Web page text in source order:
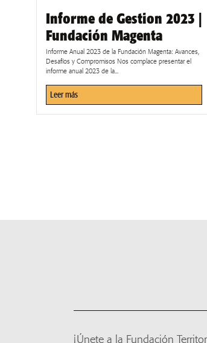
Informe de Gestion 2023 |
Fundación Magenta
Informe Anual 2023 de la Fundación Magenta: Avances,
Desafíos y Compromisos Nos complace presentar el
informe anual 2023 de la...
Leer más
¡Únete a la Fundación